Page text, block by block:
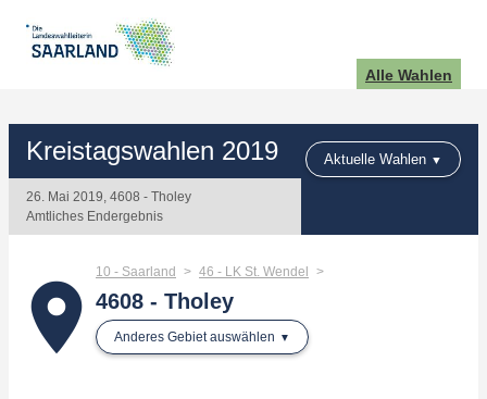
Alle Wahlen
Kreistagswahlen 2019
26. Mai 2019, 4608 - Tholey
Amtliches Endergebnis
Aktuelle Wahlen
place
10 - Saarland 46 - LK St. Wendel
4608 - Tholey
Anderes Gebiet auswählen